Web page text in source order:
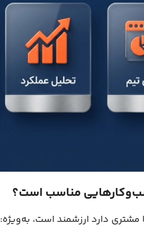
مشتری دارد ارزشمند است، به‌ویژه: